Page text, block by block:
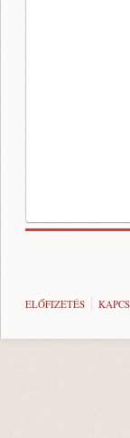
ELŐFIZETÉS